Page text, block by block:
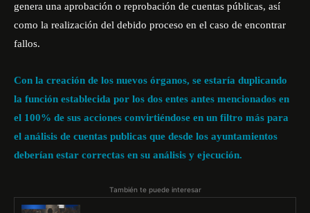
genera una aprobación o reprobación de cuentas públicas, así
como la realización del debido proceso en el caso de encontrar
fallos.
Con la creación de los nuevos órganos, se estaría duplicando
la función establecida por los dos entes antes mencionados en
el 100% de sus acciones convirtiéndose en un filtro más para
el análisis de cuentas publicas que desde los ayuntamientos
deberían estar correctas en su análisis y ejecución.
También te puede interesar